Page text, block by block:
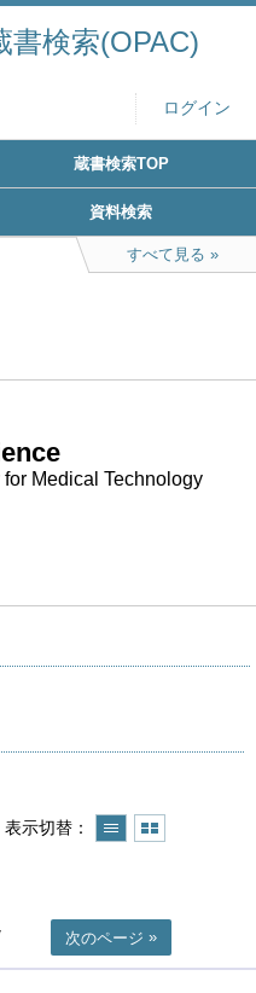
書検索(OPAC)
ログイン
蔵書検索TOP
資料検索
すべて見る
Medical Technology
表示切替
次のページ